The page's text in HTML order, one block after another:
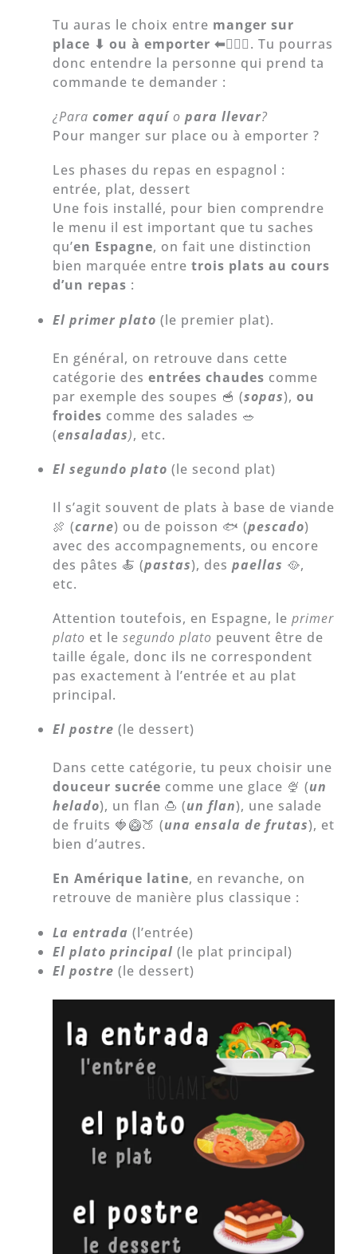
Tu auras le choix entre manger sur
place ⬇ ou à emporter ⬅🚶🏻‍♀. Tu pourras
donc entendre la personne qui prend ta
commande te demander :
¿Paracomer aquíopara llevar?
Pour manger sur place ou à emporter ?
Les phases du repas en espagnol :
entrée, plat, dessert
Une fois installé, pour bien comprendre
le menu il est important que tu saches
qu’en Espagne, on fait une distinction
bien marquée entretrois plats au cours
d’un repas :
El primer plato (le premier plat).
En général, on retrouve dans cette
catégorie desentrées chaudes comme
par exemple des soupes 🥣 (sopas),ou
froides comme des salades 🥗
(ensaladas), etc.
El segundo plato (le second plat)
Il s’agit souvent de plats à base de viande
🍖 (carne) ou de poisson 🐟 (pescado)
avec des accompagnements, ou encore
des pâtes 🍝 (pastas), despaellas 🥘,
etc.
Attention toutefois, en Espagne, leprimer
plato et lesegundo plato peuvent être de
taille égale, donc ils ne correspondent
pas exactement à l’entrée et au plat
principal.
El postre (le dessert)
Dans cette catégorie, tu peux choisir une
douceur sucrée comme une glace 🍨 (un
helado), un flan 🍮 (un flan), une salade
de fruits 🍓🥝🍑 (una ensala de frutas), et
bien d’autres.
En Amérique latine, en revanche, on
retrouve de manière plus classique :
La entrada (l’entrée)
El plato principal (le plat principal)
El postre (le dessert)